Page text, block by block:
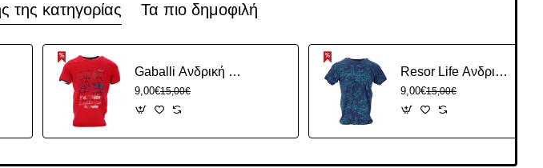
της κατηγορίας Τα πιο δημοφιλή
Gaballi Ανδρική Κοντομάνικη Μπολούζα
9,00€15,00€
Resor Life Ανδρική Κοντόμανικη Μπλούζα
9,00€15,00€